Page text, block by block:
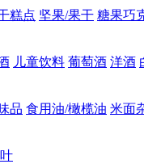
糕点 坚果/果干 糖果巧
儿童饮料 葡萄酒 洋酒
品 食用油/橄榄油 米面